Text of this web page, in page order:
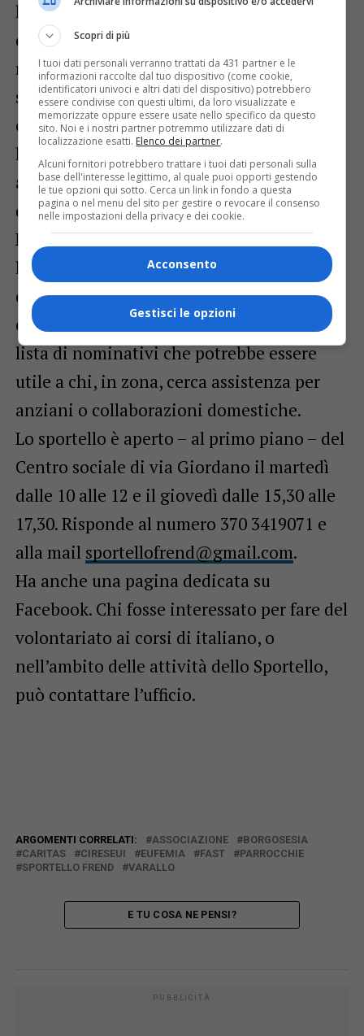
lavoro, e con lo sportello migranti Cgil ,per
questioni legate a premessi e
ricongiungimenti. Per consulenze più
specifiche FreND si avvale anche della
collaborazione di alcuni avvocati che
hanno dato la loro personale disponibilità
a collaborare su questioni particolarmente
delicate e complesse.
Nel corso di questi primi tre mesi, vista
l’affluenza di molte donne con esperienza
di lavoro come badanti, si è anche creata –
e si intende aggiornarla in progress – una
lista di nominativi che potrebbe essere
utile a chi, in zona, cerca assistenza per
anziani o collaborazioni domestiche.
Lo sportello è aperto – al primo piano – del
Centro sociale di via Giordano il martedì
dalle 10 alle 12 e il giovedì dalle 15,30 alle
17,30. Risponde al numero 370 3419071 e
alla mail sportellofrend@gmail.com.
Ha anche una pagina dedicata su
Facebook. Chi fosse interessato per fare del
volontariato ai corsi di italiano, o
nell’ambito delle attività dello Sportello,
può contattare l’ufficio.
ARGOMENTI CORRELATI: ASSOCIAZIONE
BORGOSESIA
CARITAS
CIRESEUI EUFEMIA FAST
PARROCCHIE
SPORTELLO FREND
VARALLO
E TU COSA NE PENSI?
PUBBLICITÀ
Scopri di più
I tuoi dati personali verranno trattati da 431 partner e le
informazioni raccolte dal tuo dispositivo (come cookie,
identificatori univoci e altri dati del dispositivo) potrebbero
essere condivise con questi ultimi, da loro visualizzate e
memorizzate oppure essere usate nello specifico da questo
sito. Noi e i nostri partner potremmo utilizzare dati di
localizzazione esatti. Elenco dei partner.
Alcuni fornitori potrebbero trattare i tuoi dati personali sulla
base dell'interesse legittimo, al quale puoi opporti gestendo
le tue opzioni qui sotto. Cerca un link in fondo a questa
pagina o nel menu del sito per gestire o revocare il consenso
nelle impostazioni della privacy e dei cookie.
Acconsento
Gestisci le opzioni